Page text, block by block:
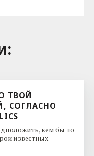
ТВОЙ
СОГЛАСНО
кем бы по
известных